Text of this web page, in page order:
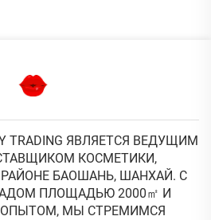
TRADING ЯВЛЯЕТСЯ ВЕДУЩИМ
КОСМЕТИКИ,
БАОШАНЬ, ШАНХАЙ. С
ПЛОЩАДЬЮ 2000㎡ И
МЫ СТРЕМИМСЯ